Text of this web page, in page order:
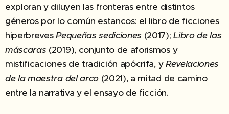
exploran y diluyen las fronteras entre distintos
géneros por lo común estancos: el libro de ficciones
hiperbrevesPequeñas sediciones (2017);Libro de las
máscaras (2019), conjunto de aforismos y
mistificaciones de tradición apócrifa, yRevelaciones
de la maestra del arco(2021), a mitad de camino
entre la narrativa y el ensayo de ficción.